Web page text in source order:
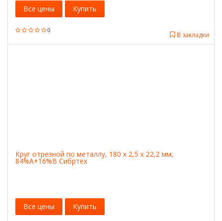
0
В закладки
Все цены Купить
Круг отрезной по металлу, 180 х 2,5 х 22,2 мм,
84%A+16%B Сибртех
Все цены Купить